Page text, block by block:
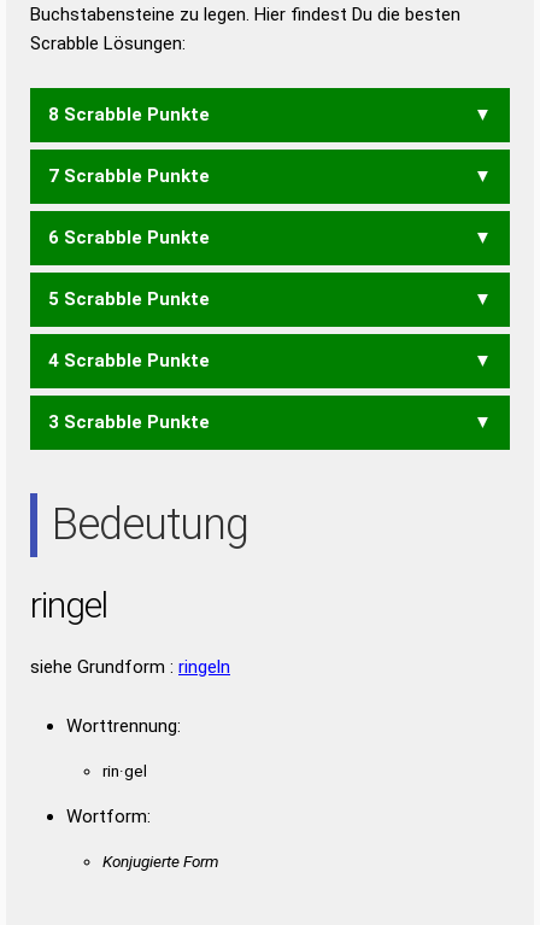
Duden – Deutsches
Buchstabensteine zu legen. Hier findest Du die besten
Scrabble Lösungen:
8 Scrabble Punkte
LIGERN RELING RINGLE
7 Scrabble Punkte
IGELN LIGEN LIGER LINGE
6 Scrabble Punkte
EGLI GEIL GIRL IGEL
GRIEN
ILERN LINER
5 Scrabble Punkte
LEG EIGN GEIN GERN
NEIG RELI
4 Scrabble Punkte
EIL ENG ERG GEI GEN
3 Scrabble Punkte
Bedeutung
ringel
siehe Grundform : ringeln
Worttrennung:
rin·gel
Wortform:
Konjugierte Form